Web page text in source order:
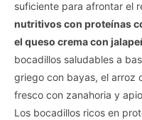
suficiente para afrontar el
nutritivos con proteínas
el queso crema con
bocadillos saludables a
griego con bayas, el arroz
fresco con zanahoria y
Los bocadillos ricos en